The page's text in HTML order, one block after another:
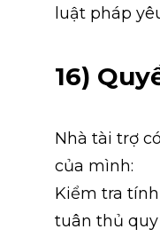
luật pháp
16)
Nhà tài trợ
của mình:
Kiểm tra
tuân thủ